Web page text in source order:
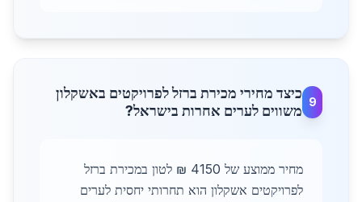
9
כיצד מחירי מכירת ברזל לפרויקטים באשקלון
משווים לערים אחרות בישראל?
מחיר ממוצע של 4150 ₪ לטון במכירת ברזל
לפרויקטים אשקלון הוא תחרותי יחסית לערים